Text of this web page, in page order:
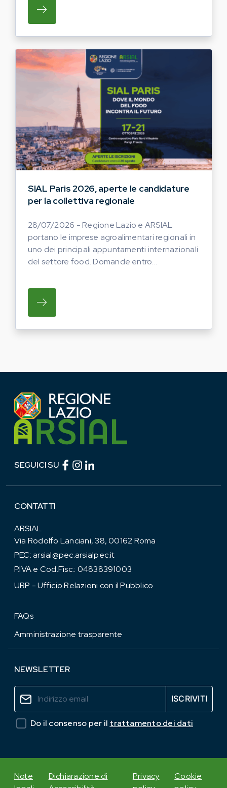
SU REGIONE LAZIO E ARSIAL INVITANO
SIAL Paris 2026, aperte le candidature
per la collettiva regionale
28/07/2026 - Regione Lazio e ARSIAL
portano le imprese agroalimentari regionali in
uno dei principali appuntamenti internazionali
del settore food. Domande entro...
SU REGIONE LAZIO E ARSIAL PORTANO
SEGUICI SU Facebook (link esterno)
Instagram (link esterno)
CONTATTI
ARSIAL
Via Rodolfo Lanciani, 38, 00162 Roma
PEC:arsial@pec.arsialpec.it
P.IVA e Cod.Fisc.: 04838391003
URP - Ufficio Relazioni con il Pubblico
FAQs
Amministrazione trasparente
NEWSLETTER
Do il consenso per il trattamento dei dati
Note
Dichiarazione di
Privacy
Cookie